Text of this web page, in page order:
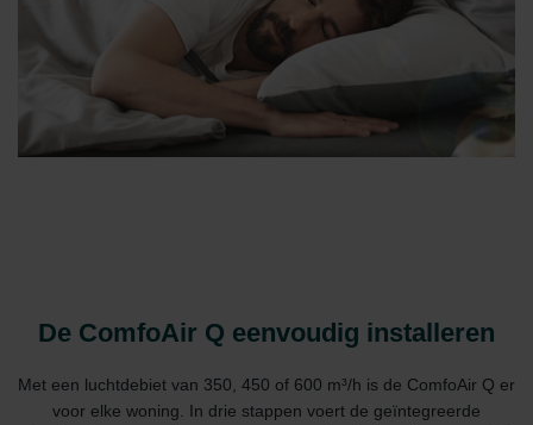
De ComfoAir Q eenvoudig installeren
Met een luchtdebiet van 350, 450 of 600 m³/h is de ComfoAir Q er
voor elke woning. In drie stappen voert de geïntegreerde